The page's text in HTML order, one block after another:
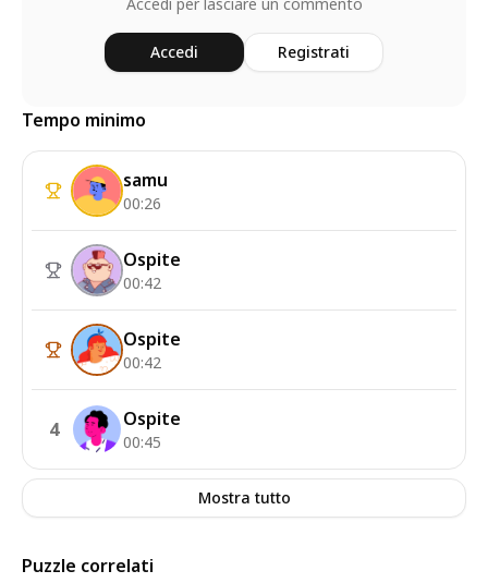
Accedi Registrati
Tempo minimo
samu
00:26
Ospite
00:42
Ospite
00:42
4 Ospite
00:45
Mostra tutto
Puzzle correlati